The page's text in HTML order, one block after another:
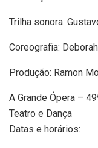
Trilha sonora:
Coreografia:
Produção: Ramon
A Grande Ópera –
Teatro e Dança
Datas e horários: